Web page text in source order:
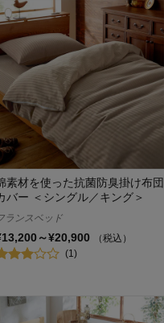
素材を使った抗菌防臭掛け布団
バー ＜シングル／キング＞
ランスベッド
～¥20,900
（税込）
(1)